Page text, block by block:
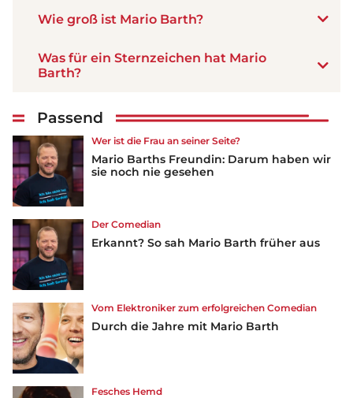
Wie groß ist Mario Barth?
Was für ein Sternzeichen hat Mario
Barth?
Passend
Wer ist die Frau an seiner Seite?
Mario Barths Freundin: Darum haben wir
sie noch nie gesehen
Der Comedian
Erkannt? So sah Mario Barth früher aus
Vom Elektroniker zum erfolgreichen Comedian
Durch die Jahre mit Mario Barth
Fesches Hemd